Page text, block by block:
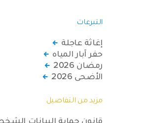
التبرعات
إغاثة عاجلة
حفر آبار المياه
رمضان 2026
الأضحى 2026
مزيد من التفاصيل
قانون حماية البيانات